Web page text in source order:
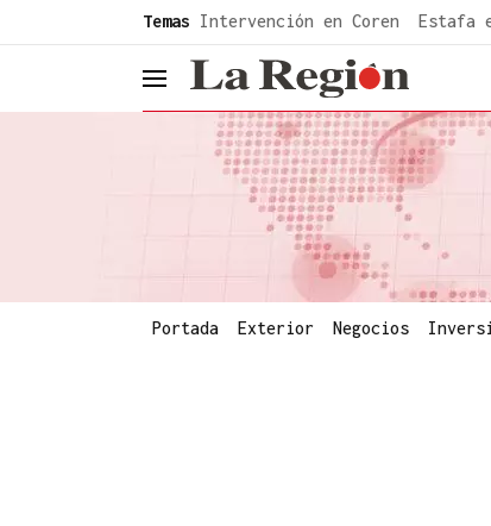
Temas Intervención en Coren Estafa
header.menu.open
Portada Exterior Negocios